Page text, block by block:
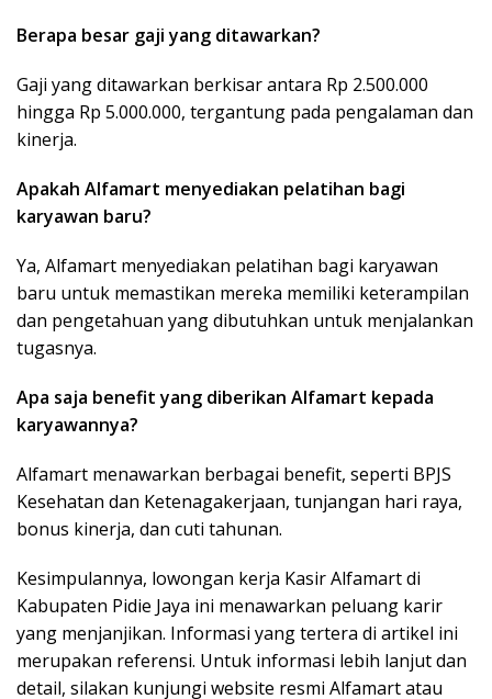
Berapa besar gaji yang ditawarkan?
Gaji yang ditawarkan berkisar antara Rp 2.500.000
hingga Rp 5.000.000, tergantung pada pengalaman dan
kinerja.
Apakah Alfamart menyediakan pelatihan bagi
karyawan baru?
Ya, Alfamart menyediakan pelatihan bagi karyawan
baru untuk memastikan mereka memiliki keterampilan
dan pengetahuan yang dibutuhkan untuk menjalankan
tugasnya.
Apa saja benefit yang diberikan Alfamart kepada
karyawannya?
Alfamart menawarkan berbagai benefit, seperti BPJS
Kesehatan dan Ketenagakerjaan, tunjangan hari raya,
bonus kinerja, dan cuti tahunan.
Kesimpulannya, lowongan kerja Kasir Alfamart di
Kabupaten Pidie Jaya ini menawarkan peluang karir
yang menjanjikan. Informasi yang tertera di artikel ini
merupakan referensi. Untuk informasi lebih lanjut dan
detail, silakan kunjungi website resmi Alfamart atau